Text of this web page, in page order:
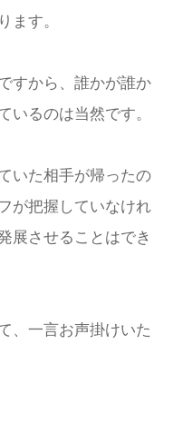
ます。
すから、誰かが誰か
いるのは当然です。
いた相手が帰ったの
が把握していなけれ
展させることはでき
、一言お声掛けいた